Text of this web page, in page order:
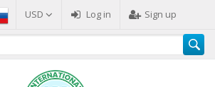
USD Log in Sign up